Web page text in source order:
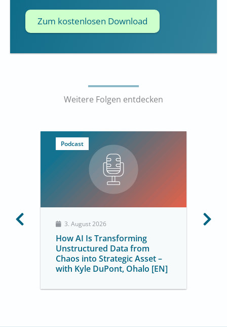
Zum kostenlosen Download
Weitere Folgen entdecken
Podcast
3. August 2026
How AI Is Transforming
Unstructured Data from
Chaos into Strategic Asset –
with Kyle DuPont, Ohalo [EN]